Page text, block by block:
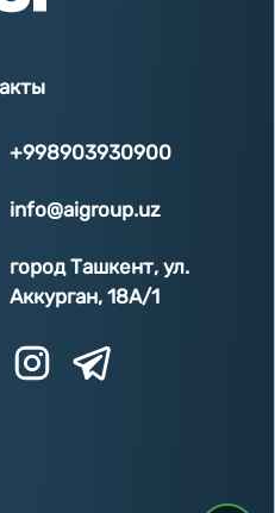
+998903930900
info@aigroup.uz
город Ташкент, ул.
Аккурган, 18A/1